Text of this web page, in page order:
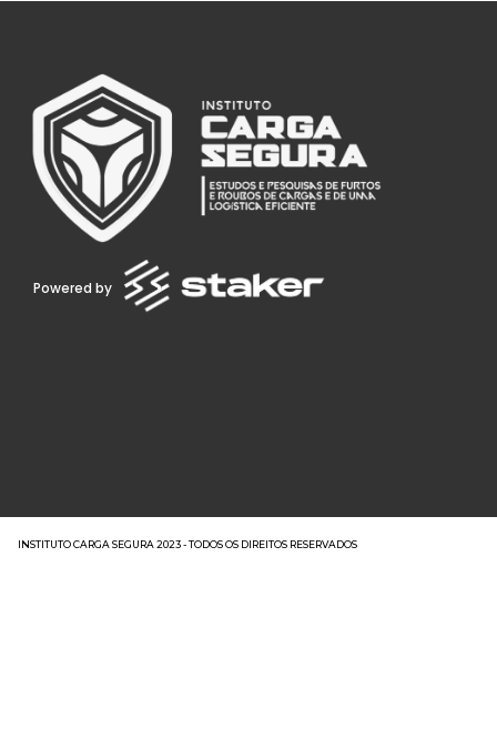
Powered by
INSTITUTO CARGA SEGURA 2023 - TODOS OS DIREITOS RESERVADOS